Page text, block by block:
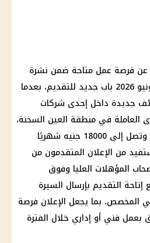
عن فرصة عمل متاحة ضمن نشرة
التوظيف الدورية لشهر يونيو 2026 باب جديد للتقديم، بعدما
جديدة داخل إحدى شركات
العاملة في منطقة العين السخنة،
برواتب تبدأ من 8000 جنيه وتصل إلى 18000 جنيه شهريًا
من الإعلان المتقدمون من
من أصحاب المؤهلات العليا وفوق
التقديم بإرسال السيرة
المخصص، بما يجعل الإعلان فرصة
بعمل فني أو إداري خلال الفترة